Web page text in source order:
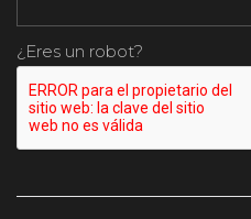
¿Eres un robot?